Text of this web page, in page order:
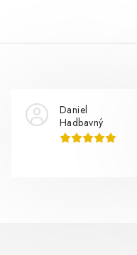
Daniel
Hadbavný